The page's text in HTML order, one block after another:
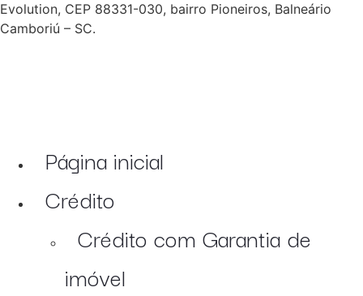
Evolution, CEP 88331-030, bairro Pioneiros, Balneário
Camboriú – SC.
Página inicial
Crédito
Crédito com Garantia de
imóvel